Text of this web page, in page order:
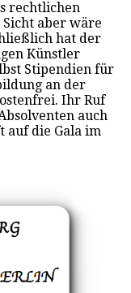
rechtlichen
aber wäre
hat der
Künstler
Stipendien für
an der
Ihr Ruf
auch
auf die Gala im